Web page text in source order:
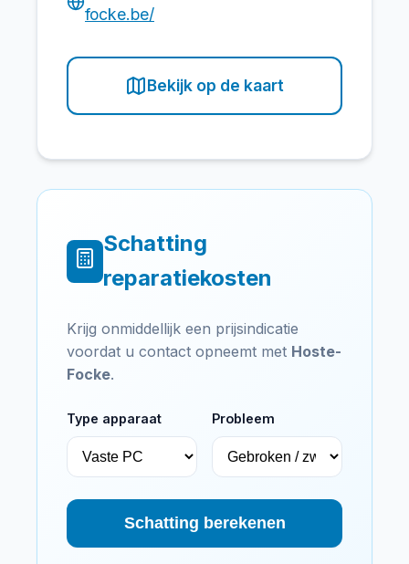
focke.be/
Bekijk op de kaart
Schatting
reparatiekosten
Krijg onmiddellijk een prijsindicatie
voordat u contact opneemt met Hoste-
Focke.
Type apparaat Probleem
Schatting berekenen